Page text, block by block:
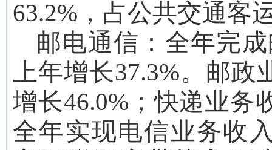
63.2%，占公共交通客
邮电通信： 全年完
上年增长37.3%。邮政
增长46.0%；快递业务
全年实现电信业务收